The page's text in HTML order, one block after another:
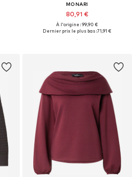
MONARI
80,91 €
À l'origine : 99,90 €
Dernier prix le plus bas :71,91 €